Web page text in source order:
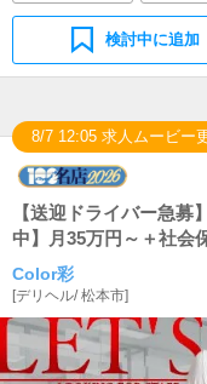
検討中に追加
8/7 12:05 求人ムービー
【送迎ドライバー急募
中】月35万円～＋社会
定した職場で働いてみ
Color彩
[デリヘル/松本市]